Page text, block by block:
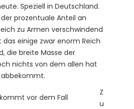
Speziell in Deutschland.
prozentuale Anteil an
zu Armen verschwindend
einige zwar enorm Reich
die breite Masse der
nichts von dem allen hat
vor dem Fall
Z
u